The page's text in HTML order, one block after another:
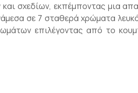
σχεδίων, εκπέμποντας μια
σε 7 σταθερά χρώματα
επιλέγοντας από το